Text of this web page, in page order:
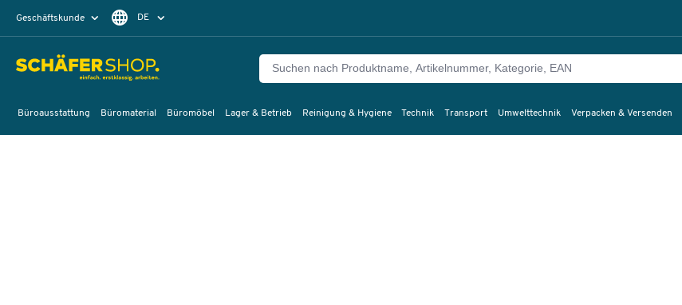
Geschäftskunde DE
EN
Büroausstattung Büromaterial Büromöbel Lager & Betrieb Reinigung & Hygiene Technik Transport Umwelttechnik Verpacken & Versenden